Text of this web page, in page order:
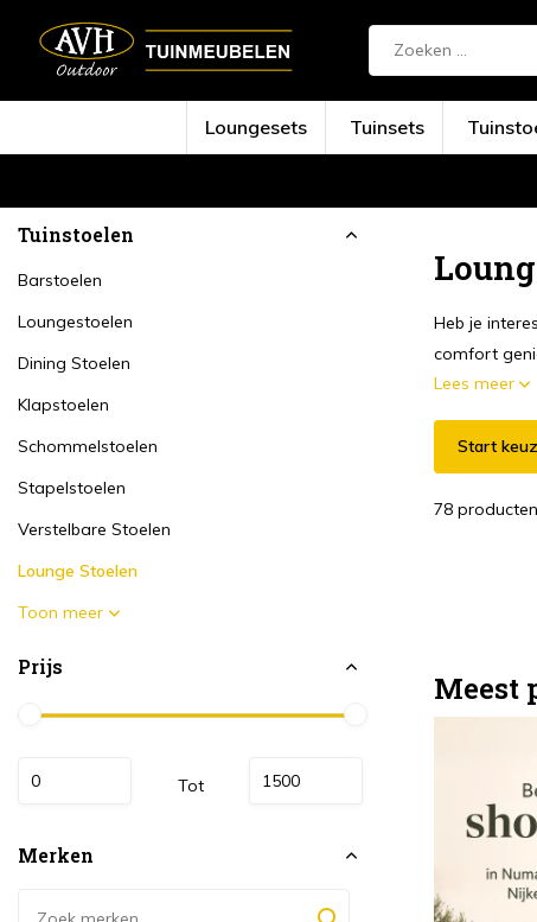
Loungesets Tuinsets
Tuinstoelen
Barstoelen
Loungestoelen
Dining Stoelen
Klapstoelen
Schommelstoelen
Stapelstoelen
Verstelbare Stoelen
Lounge Stoelen
Toon meer
Prijs
Tot
Merken
Heb je
comfort
Lees meer
Start
78 producten
Meest